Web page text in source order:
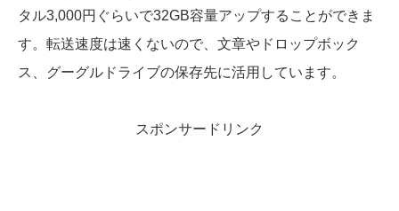
タル3,000円ぐらいで32GB容量アップすることができま
す。転送速度は速くないので、文章やドロップボック
ス、グーグルドライブの保存先に活用しています。
スポンサードリンク